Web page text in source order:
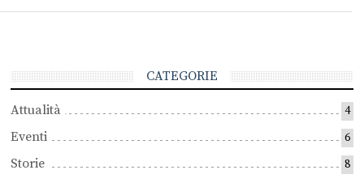
CATEGORIE
Attualità 4
Eventi 6
Storie 8